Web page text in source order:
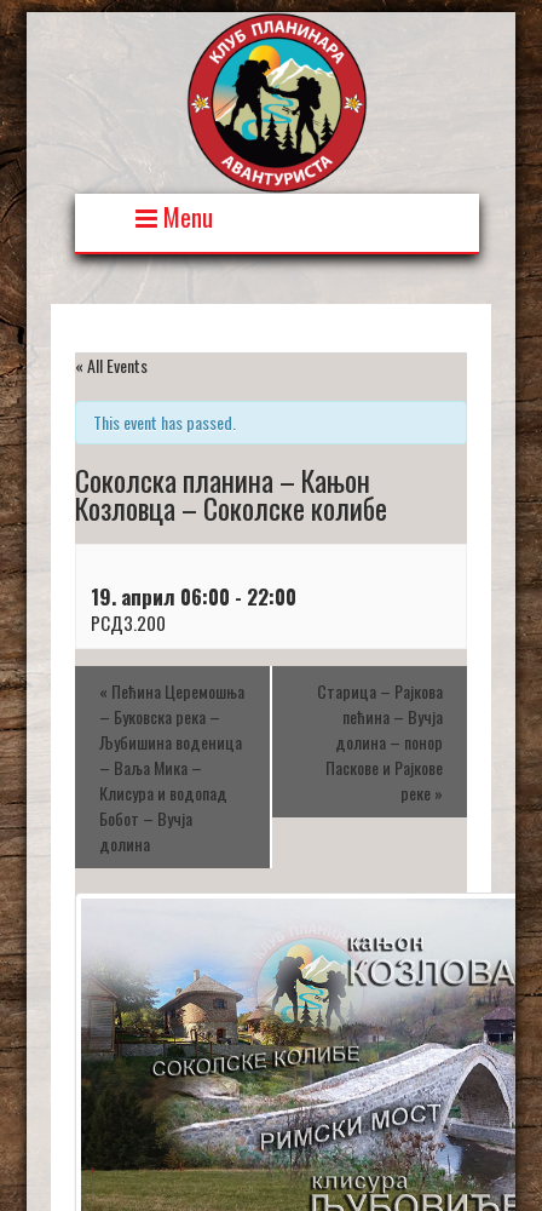
Skip
to
content
Menu
« All Events
This event has passed.
Соколска планина – Кањон
Козловца – Соколске колибе
19. април 06:00 - 22:00
РСД3.200
« Пећина Церемошња
– Буковска река –
Љубишина воденица
– Ваља Мика –
Клисура и водопад
Бобот – Вучја
долина
Старица – Рајкова
пећина – Вучја
долина – понор
Паскове и Рајкове
реке»